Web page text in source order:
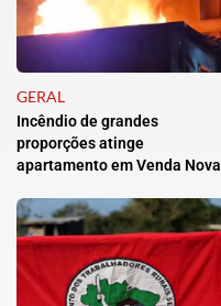
GERAL
Incêndio de grandes
proporções atinge
apartamento em Venda Nova